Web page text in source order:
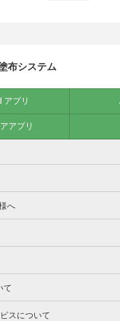
布システム
アプリ
アプリ
へ
て
スについて